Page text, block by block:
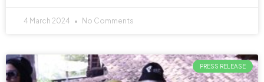
4 March 2024 No Comments
PRESS RELEASE